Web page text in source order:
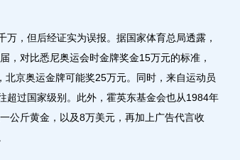
，但后经证实为误报。据国家体育总局透露，
，对比悉尼奥运会时金牌奖金15万元的标准，
京奥运金牌可能奖25万元。同时，来自运动员
超过国家级别。此外，霍英东基金会也从1984年
公斤黄金，以及8万美元，再加上广告代言收